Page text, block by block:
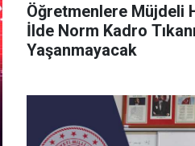
Öğretmenlere Müjdeli
İlde Norm Kadro
Yaşanmayacak